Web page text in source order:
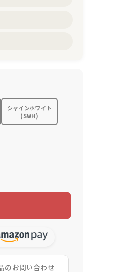
シャインホワイト
(SWH)
のお問い合わせ